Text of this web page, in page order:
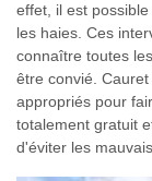
effet, il est
les haies. Ces
connaître toutes
être convié.
appropriés pour
totalement gratuit
d'éviter les